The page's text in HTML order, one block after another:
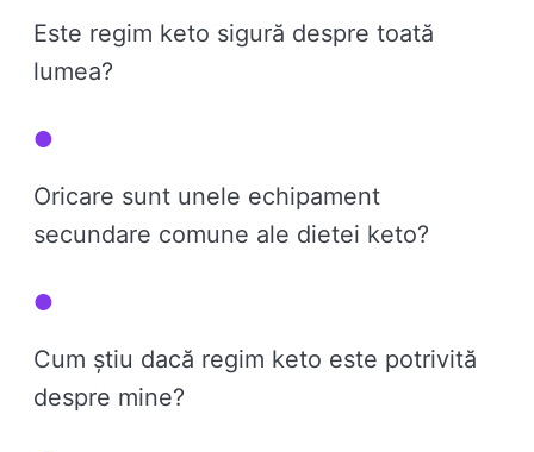
Este regim keto sigură despre toată
lumea?
Oricare sunt unele echipament
secundare comune ale dietei keto?
Cum știu dacă regim keto este potrivită
despre mine?